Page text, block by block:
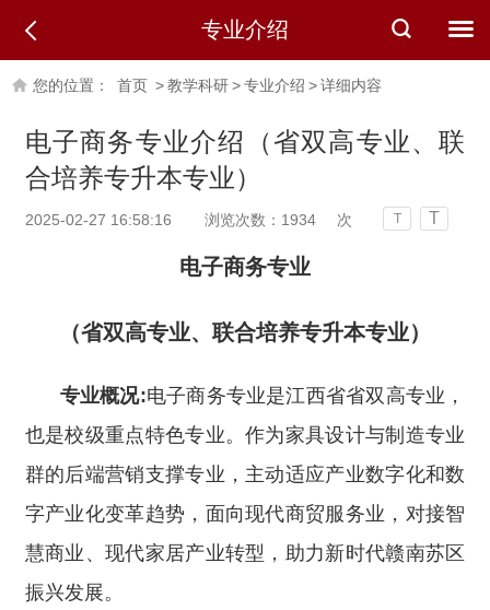
专业介绍
您的位置： 首页 >教学科研>专业介绍 >详细内容
电子商务专业介绍（省双高专业、联
合培养专升本专业）
2025-02-27 16:58:16 浏览次数： 1934 次 T T
电子商务专业
（省双高专业、联合培养专升本专业）
专业概况:电子商务专业是江西省省双高专业，
也是校级重点特色专业。作为家具设计与制造专业
群的后端营销支撑专业，主动适应产业数字化和数
字产业化变革趋势，面向现代商贸服务业，对接智
慧商业、现代家居产业转型，助力新时代赣南苏区
振兴发展。